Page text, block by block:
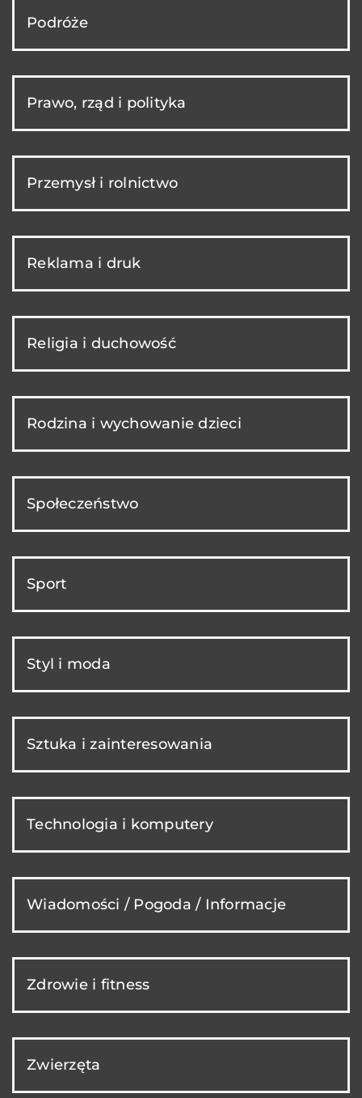
Podróże
Prawo, rząd i polityka
Przemysł i rolnictwo
Reklama i druk
Religia i duchowość
Rodzina i wychowanie dzieci
Społeczeństwo
Sport
Styl i moda
Sztuka i zainteresowania
Technologia i komputery
Wiadomości / Pogoda / Informacje
Zdrowie i fitness
Zwierzęta